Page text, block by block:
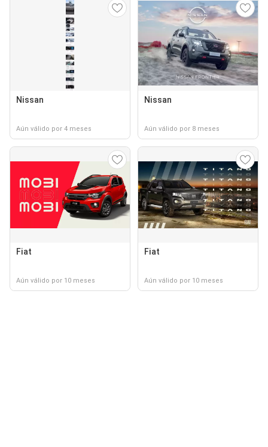
Nissan
Aún válido por 4 meses
Nissan
Aún válido por 8 meses
Fiat
Aún válido por 10 meses
Fiat
Aún válido por 10 meses